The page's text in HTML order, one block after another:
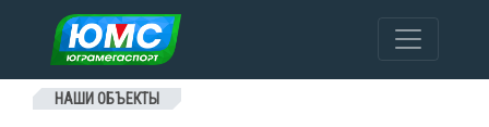
Перейти к содержанию
НАШИ ОБЪЕКТЫ